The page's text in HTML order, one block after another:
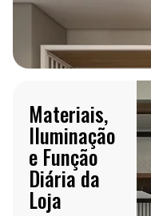
Materiais,
Iluminação
e Função
Diária da
Loja